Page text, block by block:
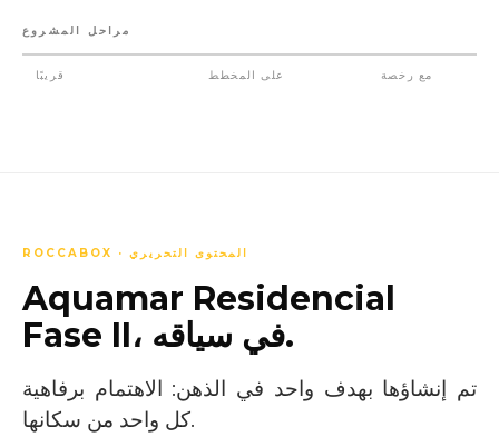
مراحل المشروع
قريبًا على المخطط مع رخصة
ROCCABOX · المحتوى التحريري
Aquamar Residencial
Fase II، في سياقه.
تم إنشاؤها بهدف واحد في الذهن: الاهتمام برفاهية
كل واحد من سكانها.